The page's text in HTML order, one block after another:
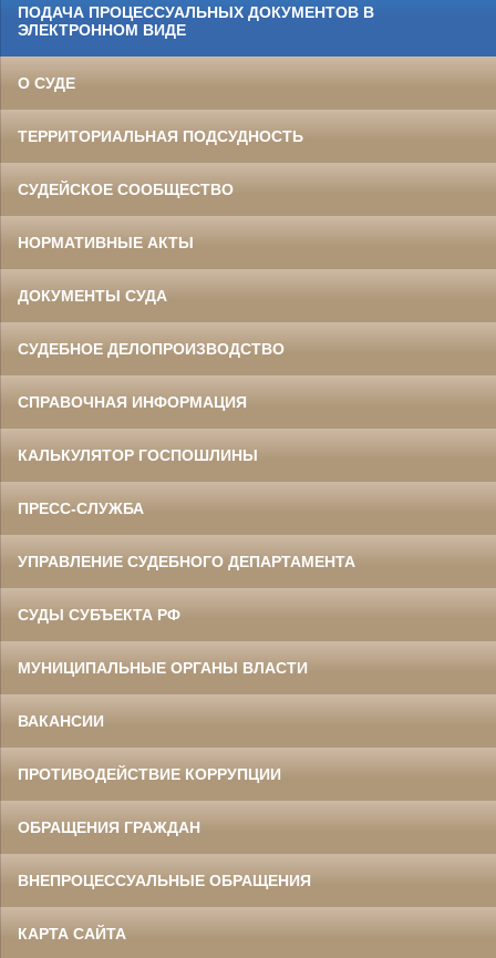
ПОДАЧА ПРОЦЕССУАЛЬНЫХ ДОКУМЕНТОВ В
ЭЛЕКТРОННОМ ВИДЕ
О СУДЕ
ТЕРРИТОРИАЛЬНАЯ ПОДСУДНОСТЬ
СУДЕЙСКОЕ СООБЩЕСТВО
НОРМАТИВНЫЕ АКТЫ
ДОКУМЕНТЫ СУДА
СУДЕБНОЕ ДЕЛОПРОИЗВОДСТВО
СПРАВОЧНАЯ ИНФОРМАЦИЯ
КАЛЬКУЛЯТОР ГОСПОШЛИНЫ
ПРЕСС-СЛУЖБА
УПРАВЛЕНИЕ СУДЕБНОГО ДЕПАРТАМЕНТА
СУДЫ СУБЪЕКТА РФ
МУНИЦИПАЛЬНЫЕ ОРГАНЫ ВЛАСТИ
ВАКАНСИИ
ПРОТИВОДЕЙСТВИЕ КОРРУПЦИИ
ОБРАЩЕНИЯ ГРАЖДАН
ВНЕПРОЦЕССУАЛЬНЫЕ ОБРАЩЕНИЯ
КАРТА САЙТА